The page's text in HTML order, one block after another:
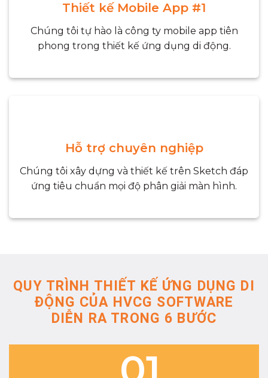
Thiết kế Mobile App #1
Chúng tôi tự hào là công ty mobile app tiên
phong trong thiết kế ứng dụng di động.
Hỗ trợ chuyên nghiệp
Chúng tôi xây dựng và thiết kế trên Sketch đáp
ứng tiêu chuẩn mọi độ phân giải màn hình.
QUY TRÌNH THIẾT KẾ ỨNG DỤNG DI
ĐỘNG CỦA HVCG SOFTWARE
DIỄN RA TRONG 6 BƯỚC